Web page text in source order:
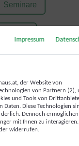
Seminare
Maestro
Impressum
der Website von
von Partnern (2),
und Tools von
Daten. Diese Technologien
Dennoch ermöglichen
mit Ihnen zu interagieren.
widerrufen.